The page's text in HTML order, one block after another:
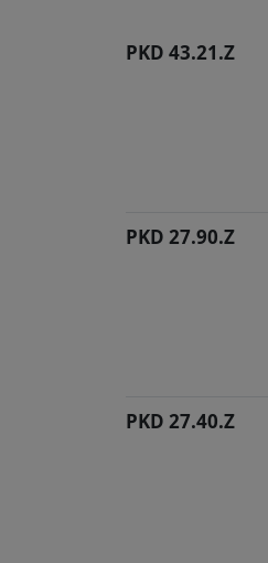
PKD 43.21.Z
PKD 27.90.Z
PKD 27.40.Z